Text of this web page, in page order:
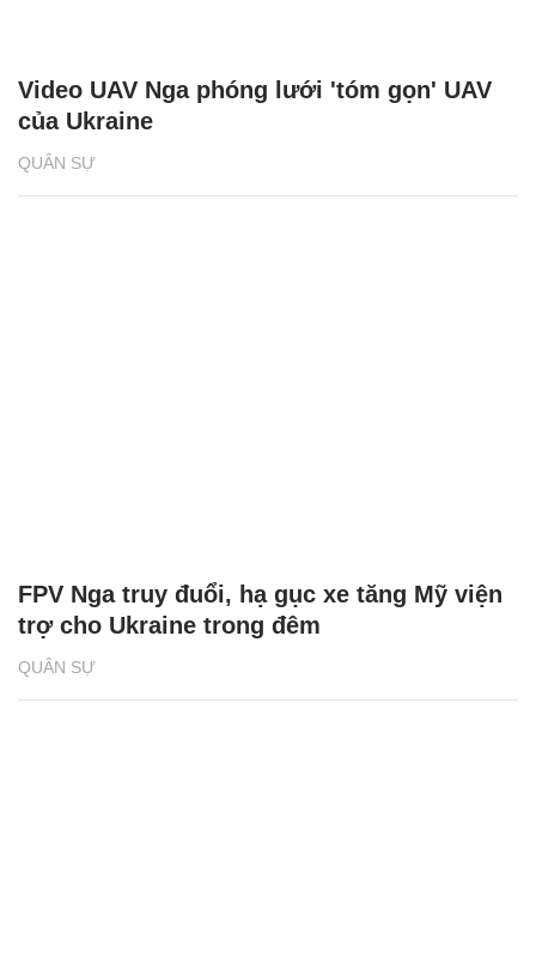
QUÂN SỰ
Video UAV Nga phóng lưới 'tóm gọn' UAV
của Ukraine
QUÂN SỰ
FPV Nga truy đuổi, hạ gục xe tăng Mỹ viện
trợ cho Ukraine trong đêm